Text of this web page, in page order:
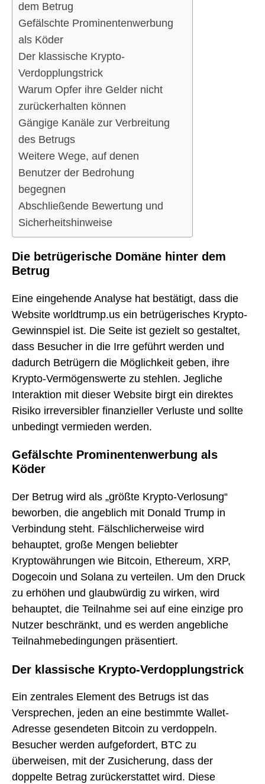
dem Betrug
Gefälschte Prominentenwerbung
als Köder
Der klassische Krypto-
Verdopplungstrick
Warum Opfer ihre Gelder nicht
zurückerhalten können
Gängige Kanäle zur Verbreitung
des Betrugs
Weitere Wege, auf denen
Benutzer der Bedrohung
begegnen
Abschließende Bewertung und
Sicherheitshinweise
Die betrügerische Domäne hinter dem
Betrug
Eine eingehende Analyse hat bestätigt, dass die
Website worldtrump.us ein betrügerisches Krypto-
Gewinnspiel ist. Die Seite ist gezielt so gestaltet,
dass Besucher in die Irre geführt werden und
dadurch Betrügern die Möglichkeit geben, ihre
Krypto-Vermögenswerte zu stehlen. Jegliche
Interaktion mit dieser Website birgt ein direktes
Risiko irreversibler finanzieller Verluste und sollte
unbedingt vermieden werden.
Gefälschte Prominentenwerbung als
Köder
Der Betrug wird als „größte Krypto-Verlosung“
beworben, die angeblich mit Donald Trump in
Verbindung steht. Fälschlicherweise wird
behauptet, große Mengen beliebter
Kryptowährungen wie Bitcoin, Ethereum, XRP,
Dogecoin und Solana zu verteilen. Um den Druck
zu erhöhen und glaubwürdig zu wirken, wird
behauptet, die Teilnahme sei auf eine einzige pro
Nutzer beschränkt, und es werden angebliche
Teilnahmebedingungen präsentiert.
Der klassische Krypto-Verdopplungstrick
Ein zentrales Element des Betrugs ist das
Versprechen, jeden an eine bestimmte Wallet-
Adresse gesendeten Bitcoin zu verdoppeln.
Besucher werden aufgefordert, BTC zu
überweisen, mit der Zusicherung, dass der
doppelte Betrag zurückerstattet wird. Diese